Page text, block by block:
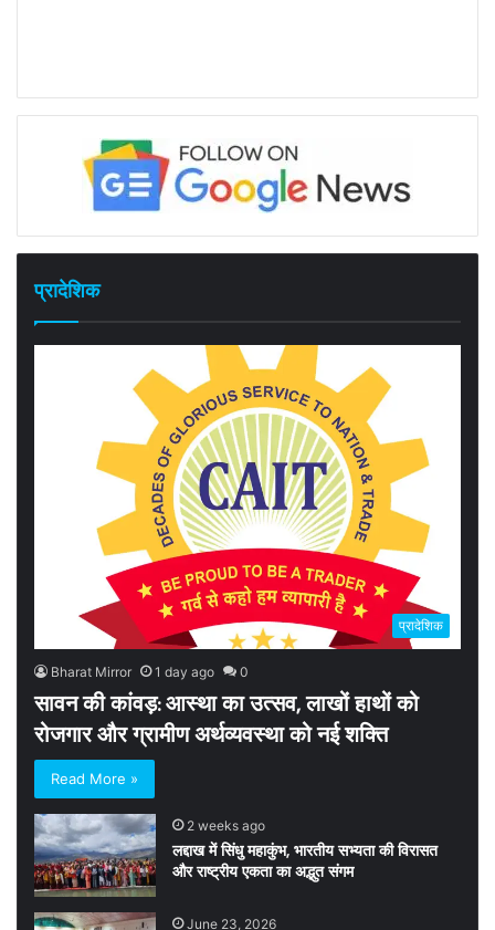
प्रादेशिक
प्रादेशिक
Bharat Mirror 1 day ago 0
सावन की कांवड़: आस्था का उत्सव, लाखों हाथों को
रोजगार और ग्रामीण अर्थव्यवस्था को नई शक्ति
Read More »
2 weeks ago
लद्दाख में सिंधु महाकुंभ, भारतीय सभ्यता की विरासत
और राष्ट्रीय एकता का अद्भुत संगम
June 23, 2026